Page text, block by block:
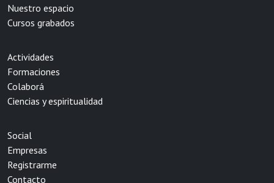
Nuestro espacio
Cursos grabados
Actividades
Formaciones
Colaborá
Ciencias y espiritualidad
Social
Empresas
Registrarme
Contacto